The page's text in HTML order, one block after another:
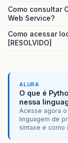
Como consultar
Web Service?
Como acessar
[RESOLVIDO]
ALURA
O que é
nessa
Acesse agora
linguagem de
sintaxe e como